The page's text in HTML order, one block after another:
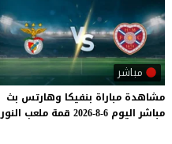
مباشر
مشاهدة مباراة بنفيكا وهارتس بث
مباشر اليوم 6-8-2026 قمة ملعب النور